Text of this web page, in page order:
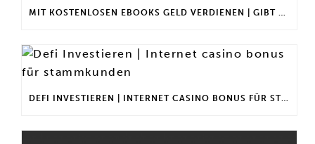
MIT KOSTENLOSEN EBOOKS GELD VERDIENEN | GIBT ES EINEN MAXIMALEN ANLAGEBETRAG?
DEFI INVESTIEREN | INTERNET CASINO BONUS FÜR STAMMKUNDEN